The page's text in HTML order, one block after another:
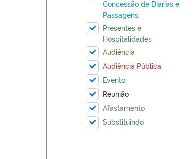
Concessão de Diárias e
Passagens
Presentes e
Hospitalidades
Audiência
Audiência Pública
Evento
Reunião
Afastamento
Substituindo